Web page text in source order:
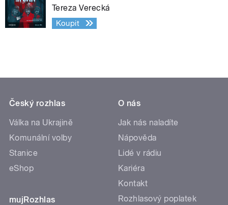
Tereza Verecká
Koupit
Český rozhlas
Válka na Ukrajině
Komunální volby
Stanice
eShop
mujRozhlas
O nás
Jak nás naladíte
Nápověda
Lidé v rádiu
Kariéra
Kontakt
Rozhlasový poplatek